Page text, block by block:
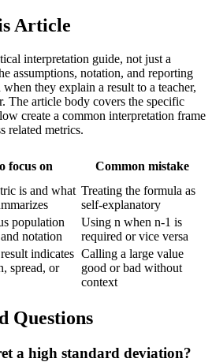
Article
interpretation guide, not just a
assumptions, notation, and reporting
they explain a result to a teacher,
The article body covers the specific
create a common interpretation frame
related metrics.
focus on Common mistake
is and what Treating the formula as
self-explanatory
population
notation
Using n when n-1 is
required or vice versa
indicates
spread, or
Calling a large value
good or bad without
context
Questions
a high standard deviation?